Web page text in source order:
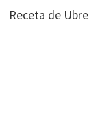
Receta de